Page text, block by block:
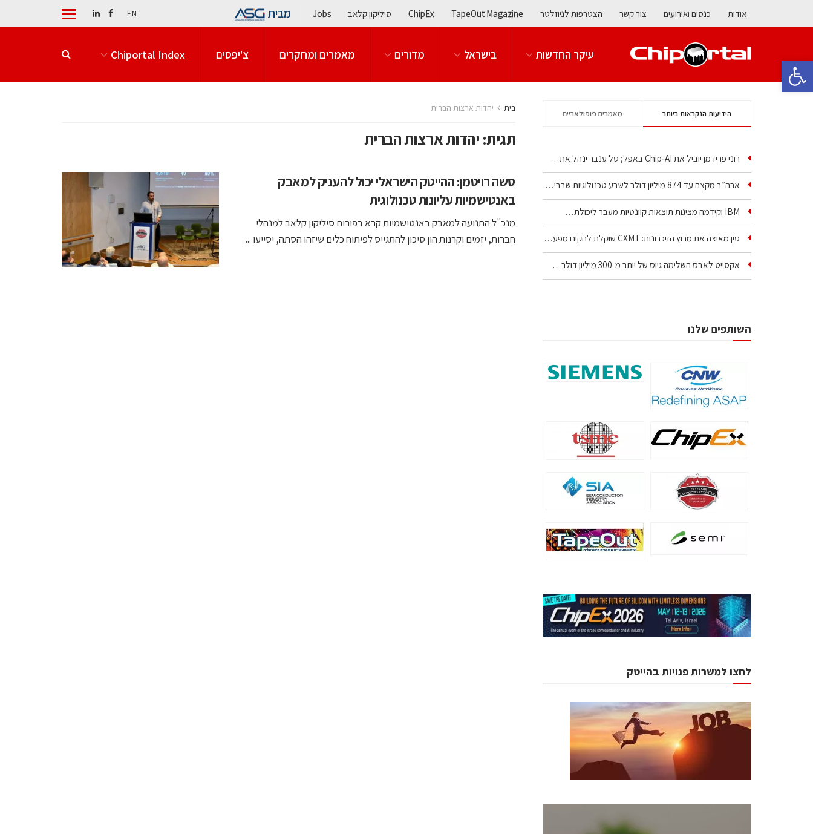
פתח סרגל נגישות
אודות כנסים ואירועים צור קשר הצטרפות לניוזלטר TapeOut Magazine
ChipEx סיליקון קלאב Jobs מבית EN
עיקר החדשות בישראל מדורים מאמרים ומחקרים צ'יפסים Chiportal Index
בית יהדות ארצות הברית
תגית: יהדות ארצות הברית
סשה רויטמן: ההייטק הישראלי יכול להעניק למאבק
באנטישמיות עליונות טכנולוגית
מנכ"ל התנועה למאבק באנטישמיות קרא בפורום סיליקון קלאב למנהלי
חברות, יזמים וקרנות הון סיכון להתגייס לפיתוח כלים שיזהו הסתה, יסייעו ...
הידיעות הנקראות ביותר מאמרים פופולאריים
רוני פרידמן יוביל את Chip‑AI באפל; טל ענבר ינהל את…
ארה״ב מקצה עד 874 מיליון דולר לשבע טכנולוגיות שבבים…
IBM וקידמה מציגות תוצאות קוונטיות מעבר ליכולת…
סין מאיצה את מרוץ הזיכרונות: CXMT שוקלת להקים מפעל…
אקסייט לאבס השלימה גיוס של יותר מ־300 מיליון דולר…
השותפים שלנו
לחצו למשרות פנויות בהייטק